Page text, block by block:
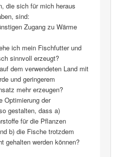
die sich für mich heraus
sind:
Zugang zu Wärme
ich mein Fischfutter und
sinnvoll erzeugt?
dem verwendeten Land mit
und geringerem
mehr erzeugen?
Optimierung der
gestalten, dass a)
für die Pflanzen
b) die Fische trotzdem
gehalten werden können?